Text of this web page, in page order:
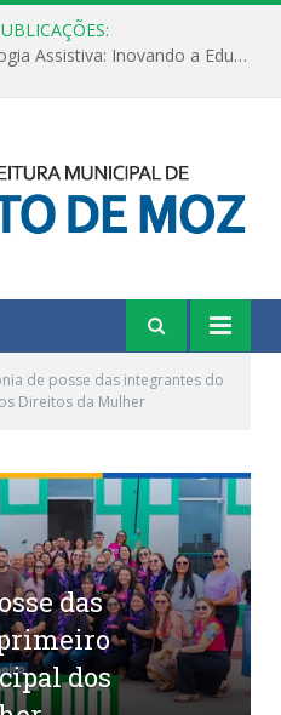
Inteligência Artificial e Tecnologia Assistiva: Inovando a Educação Especial e Inclusiva
de posse das integrantes do
Direitos da Mulher
das
dos